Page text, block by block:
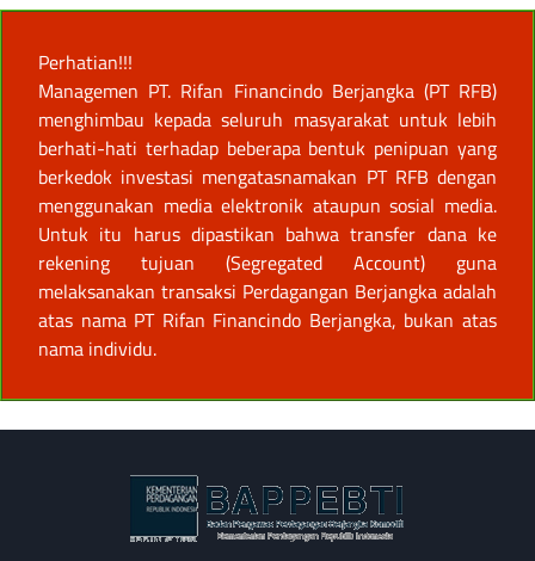
Perhatian!!!
Managemen PT. Rifan Financindo Berjangka (PT RFB)
menghimbau kepada seluruh masyarakat untuk lebih
berhati-hati terhadap beberapa bentuk penipuan yang
berkedok investasi mengatasnamakan PT RFB dengan
menggunakan media elektronik ataupun sosial media.
Untuk itu harus dipastikan bahwa transfer dana ke
rekening tujuan (Segregated Account) guna
melaksanakan transaksi Perdagangan Berjangka adalah
atas nama PT Rifan Financindo Berjangka, bukan atas
nama individu.